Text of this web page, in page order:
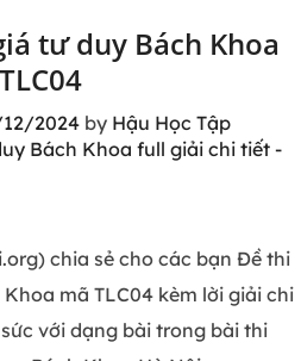
tư duy Bách Khoa
2024 by Hậu Học Tập
chia sẻ cho các bạn Đề thi
mã TLC04 kèm lời giải chi
với dạng bài trong bài thi